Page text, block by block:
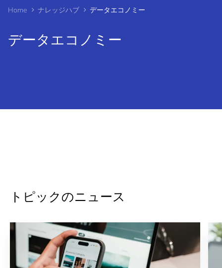
Home ナレッジハブ データエコノミー
データエコノミー
トピックのニュース